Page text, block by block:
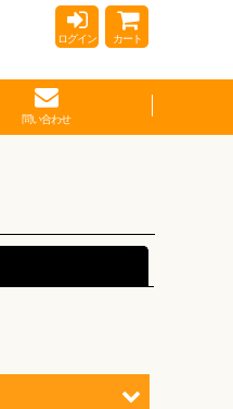
ログイン カート
問い合わせ